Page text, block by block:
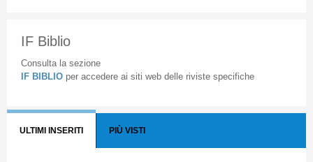
IF Biblio
Consulta la sezione
IF BIBLIO per accedere ai siti web delle riviste specifiche
ULTIMI INSERITI PIÙ VISTI